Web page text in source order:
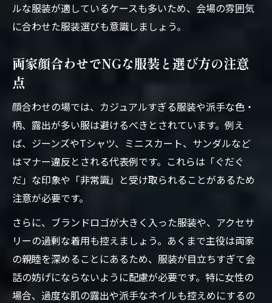
ルな服装が適しているケースも多いため、会場の雰囲気
に合わせた服装選びも意識しましょう。
両家顔合わせでNGな服装と選び方の注意
点
顔合わせの場では、カジュアルすぎる服装や派手な色・
柄、露出が多い服は避けるべきとされています。例え
ば、ジーンズやTシャツ、ミニスカート、サンダルなど
はマナー違反とされる代表例です。これらは「ぐだぐ
だ」な印象や「非常識」と受け取られることがあるため
注意が必要です。
さらに、ブランドロゴが大きく入った服装や、アクセサ
リーの過剰な着用も控えましょう。あくまで主役は両家
の親睦を深めることにあるため、服装が目立ちすぎて会
話の妨げにならないように配慮が必要です。特に女性の
場合、過度な肌の露出や派手なネイルも控えめにするの